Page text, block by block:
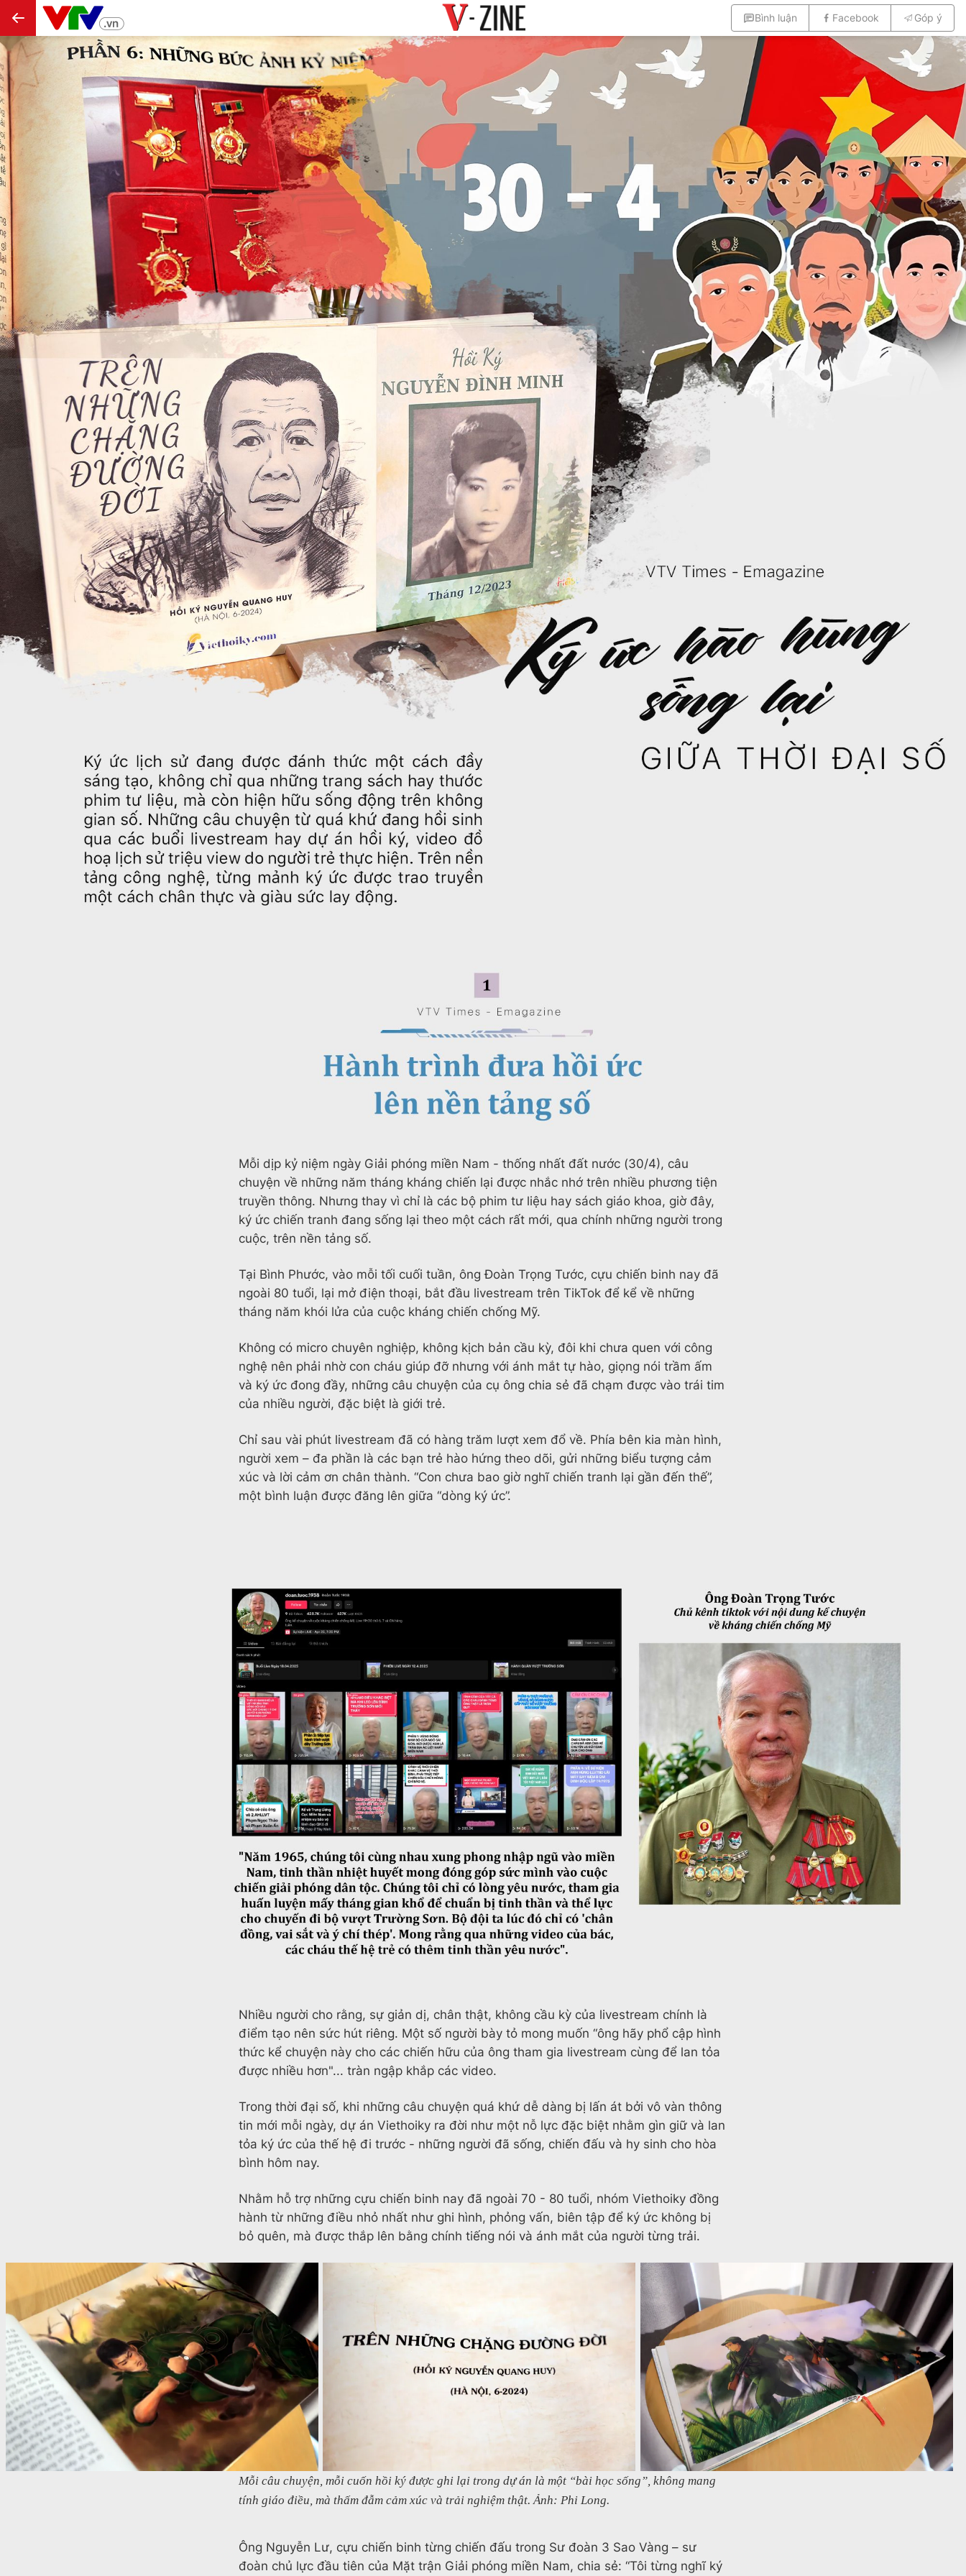
Bình luận Facebook Góp ý
Mỗi dịp kỷ niệm ngày Giải phóng miền Nam - thống nhất đất nước (30/4), câu
chuyện về những năm tháng kháng chiến lại được nhắc nhớ trên nhiều phương tiện
truyền thông. Nhưng thay vì chỉ là các bộ phim tư liệu hay sách giáo khoa, giờ đây,
ký ức chiến tranh đang sống lại theo một cách rất mới, qua chính những người trong
cuộc, trên nền tảng số.
Tại Bình Phước, vào mỗi tối cuối tuần, ông Đoàn Trọng Tước, cựu chiến binh nay đã
ngoài 80 tuổi, lại mở điện thoại, bắt đầu livestream trên TikTok để kể về những
tháng năm khói lửa của cuộc kháng chiến chống Mỹ.
Không có micro chuyên nghiệp, không kịch bản cầu kỳ, đôi khi chưa quen với công
nghệ nên phải nhờ con cháu giúp đỡ nhưng với ánh mắt tự hào, giọng nói trầm ấm
và ký ức đong đầy, những câu chuyện của cụ ông chia sẻ đã chạm được vào trái tim
của nhiều người, đặc biệt là giới trẻ.
Chỉ sau vài phút livestream đã có hàng trăm lượt xem đổ về. Phía bên kia màn hình,
người xem – đa phần là các bạn trẻ hào hứng theo dõi, gửi những biểu tượng cảm
xúc và lời cảm ơn chân thành. “Con chưa bao giờ nghĩ chiến tranh lại gần đến thế”,
một bình luận được đăng lên giữa “dòng ký ức”.
Nhiều người cho rằng, sự giản dị, chân thật, không cầu kỳ của livestream chính là
điểm tạo nên sức hút riêng. Một số người bày tỏ mong muốn “ông hãy phổ cập hình
thức kể chuyện này cho các chiến hữu của ông tham gia livestream cùng để lan tỏa
được nhiều hơn"... tràn ngập khắp các video.
Trong thời đại số, khi những câu chuyện quá khứ dễ dàng bị lấn át bởi vô vàn thông
tin mới mỗi ngày, dự án Viethoiky ra đời như một nỗ lực đặc biệt nhằm gìn giữ và lan
tỏa ký ức của thế hệ đi trước - những người đã sống, chiến đấu và hy sinh cho hòa
bình hôm nay.
Nhằm hỗ trợ những cựu chiến binh nay đã ngoài 70 - 80 tuổi, nhóm Viethoiky đồng
hành từ những điều nhỏ nhất như ghi hình, phỏng vấn, biên tập để ký ức không bị
bỏ quên, mà được thắp lên bằng chính tiếng nói và ánh mắt của người từng trải.
Mỗi câu chuyện, mỗi cuốn hồi ký được ghi lại trong dự án là một “bài học sống”, không mang
tính giáo điều, mà thấm đẫm cảm xúc và trải nghiệm thật. Ảnh: Phi Long.
Ông Nguyễn Lư, cựu chiến binh từng chiến đấu trong Sư đoàn 3 Sao Vàng – sư
đoàn chủ lực đầu tiên của Mặt trận Giải phóng miền Nam, chia sẻ: “Tôi từng nghĩ ký